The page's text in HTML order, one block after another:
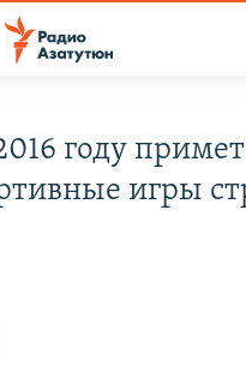
году примет
игры